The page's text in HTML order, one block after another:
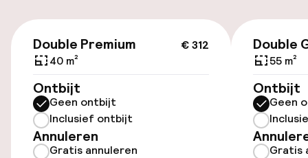
(buiten)
€ 23,00 per dag
Openbaar parkeren
Luchthavenshuttle
€ 312
Double Premium
40 m²
Ontbijt
Geen ontbijt
Inclusief ontbijt
Annuleren
Gratis annuleren
Double
55 m²
Ontbijt
Geen
Gratis